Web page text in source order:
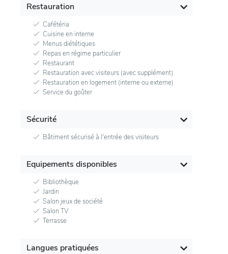
Restauration
Cafétéria
Cuisine en interne
Menus diététiques
Repas en régime particulier
Restaurant
Restauration avec visiteurs (avec supplément)
Restauration en logement (interne ou externe)
Service du goûter
Sécurité
Bâtiment sécurisé à l'entrée des visiteurs
Equipements disponibles
Bibliothèque
Jardin
Salon jeux de société
Salon TV
Terrasse
Langues pratiquées